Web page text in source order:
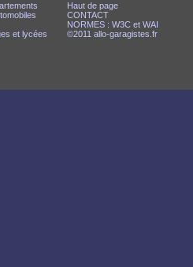
et lycées
Haut de page
CONTACT
NORMES : W3C et WAI
©2011 allo-garagistes.fr